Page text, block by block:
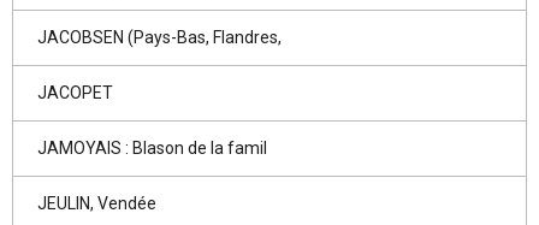
JACOBSEN (Pays-Bas, Flandres,
JACOPET
JAMOYAIS : Blason de la famil
JEULIN, Vendée